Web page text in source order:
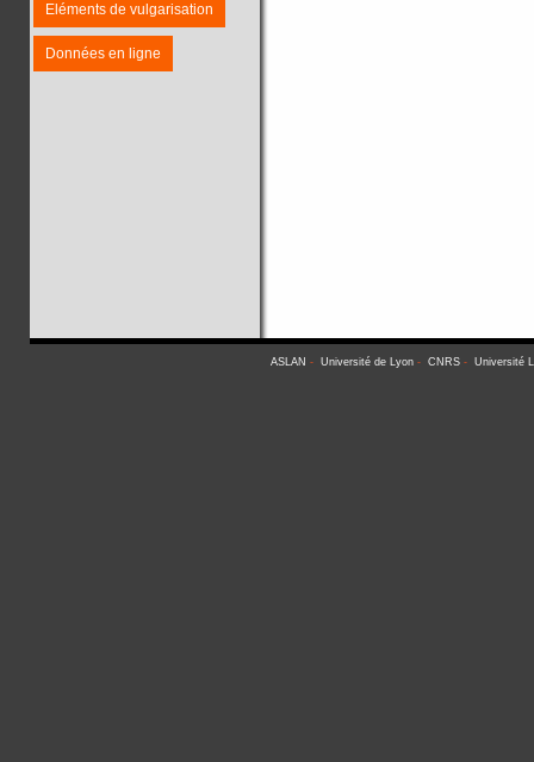
Eléments de vulgarisation
Données en ligne
ASLAN - Université de Lyon- CNRS- Université